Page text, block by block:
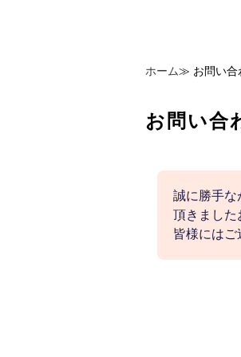
ホーム≫ お問い
お問い合
誠に勝手な
頂きました
皆様にはご